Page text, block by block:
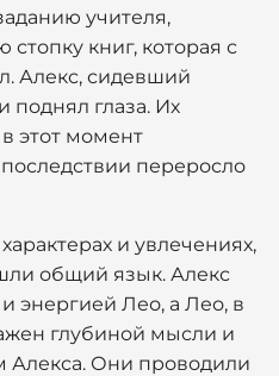
учителя,
книг, которая с
Алекс, сидевший
поднял глаза. Их
этот момент
переросло
и увлечениях,
общий язык. Алекс
энергией Лео, а Лео, в
глубиной мысли и
Алекса. Они проводили